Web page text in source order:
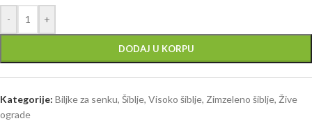
- +
DODAJ U KORPU
Kategorije: Biljke za senku, Šiblje, Visoko šiblje, Zimzeleno šiblje, Žive
ograde